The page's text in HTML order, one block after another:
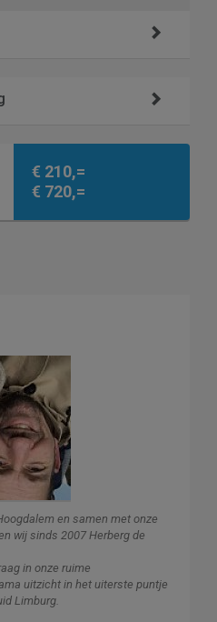
€ 210,=
€ 720,=
en samen met onze
wij sinds 2007 Herberg de
in onze ruime
uitzicht in het uiterste puntje
Limburg.